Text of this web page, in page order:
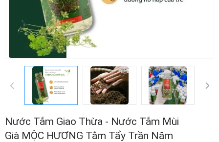
Nước Tắm Giao Thừa - Nước Tắm Mùi
Già MỘC HƯƠNG Tắm Tẩy Trần Năm